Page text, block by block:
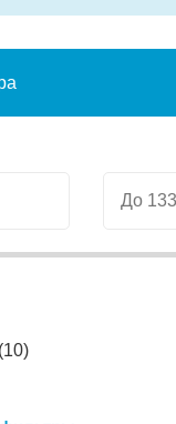
10)